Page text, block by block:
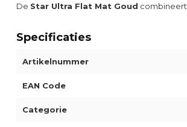
De Star Ultra Flat Mat Goud combineert
Specificaties
Artikelnummer
EAN Code
Categorie